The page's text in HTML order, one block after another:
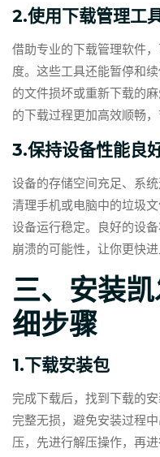
2.使用下载管理工
借助专业的下载管理软件
度。这些工具还能暂停和
的文件损坏或重新下载的
的下载过程更加高效顺畅，
3.保持设备性能良
设备的存储空间充足、系
清理手机或电脑中的垃圾
设备运行稳定。良好的设
崩溃的可能性，让你更快进
三、安装
细步骤
1.下载安装包
完成下载后，找到下载的
完整无损，避免安装过程
压，先进行解压操作，再进